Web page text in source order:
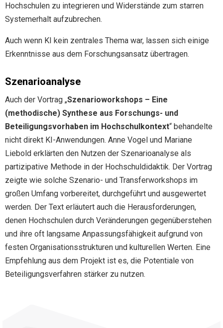
Hochschulen zu integrieren und Widerstände zum starren
Systemerhalt aufzubrechen.
Auch wenn KI kein zentrales Thema war, lassen sich einige
Erkenntnisse aus dem Forschungsansatz übertragen.
Szenarioanalyse
Auch der Vortrag „Szenarioworkshops – Eine
(methodische) Synthese aus Forschungs- und
Beteiligungsvorhaben im Hochschulkontext“ behandelte
nicht direkt KI-Anwendungen. Anne Vogel und Mariane
Liebold erklärten den Nutzen der Szenarioanalyse als
partizipative Methode in der Hochschuldidaktik. Der Vortrag
zeigte wie solche Szenario- und Transferworkshops im
großen Umfang vorbereitet, durchgeführt und ausgewertet
werden. Der Text erläutert auch die Herausforderungen,
denen Hochschulen durch Veränderungen gegenüberstehen
und ihre oft langsame Anpassungsfähigkeit aufgrund von
festen Organisationsstrukturen und kulturellen Werten. Eine
Empfehlung aus dem Projekt ist es, die Potentiale von
Beteiligungsverfahren stärker zu nutzen.